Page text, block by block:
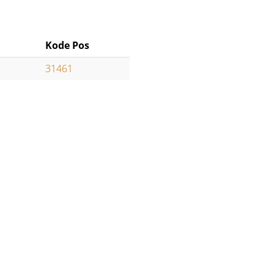
Kode Pos
31461